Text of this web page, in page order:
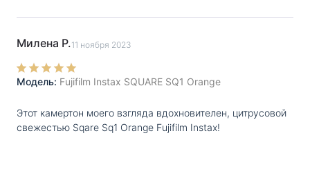
Милена Р.11 ноября 2023
Модель: Fujifilm Instax SQUARE SQ1 Orange
Этот камертон моего взгляда вдохновителен, цитрусовой
свежестью Sqare Sq1 Orange Fujifilm Instax!